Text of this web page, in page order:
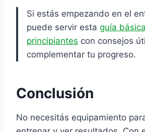
Si estás empezando en el
puede servir esta guía
principiantes con consejos
complementar tu progreso.
Conclusión
No necesitás equipamiento